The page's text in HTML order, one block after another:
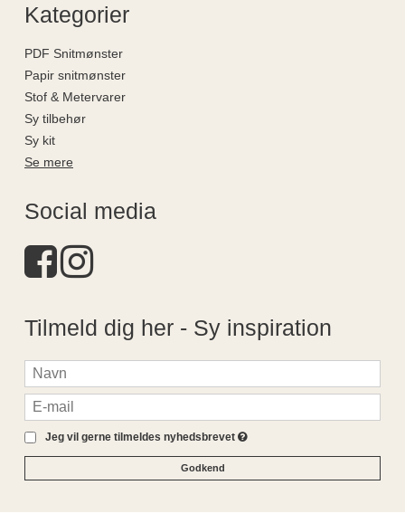
Kategorier
PDF Snitmønster
Papir snitmønster
Stof & Metervarer
Sy tilbehør
Sy kit
Se mere
Social media
Tilmeld dig her - Sy inspiration
Jeg vil gerne tilmeldes nyhedsbrevet
Godkend